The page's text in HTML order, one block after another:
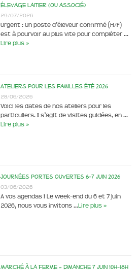
élevage laitier (ou associé)
29/07/2026
Urgent : Un poste d’éleveur confirmé (H/F)
est à pourvoir au plus vite pour compléter …
Lire plus »
Ateliers pour les familles été 2026
28/06/2026
Voici les dates de nos ateliers pour les
particuliers. Il s’agit de visites guidées, en …
Lire plus »
Journées portes ouvertes 6-7 juin 2026
03/06/2026
A vos agendas ! Le week-end du 6 et 7 juin
2026, nous vous invitons …Lire plus »
Marché à la ferme – dimanche 7 juin 10h-18h